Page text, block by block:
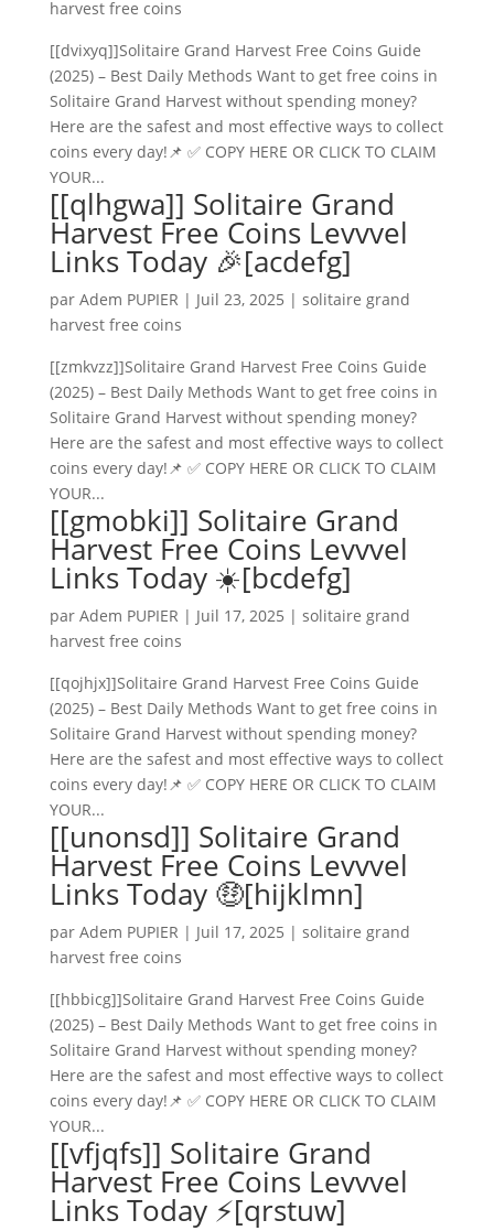
harvest free coins
[[dvixyq]]Solitaire Grand Harvest Free Coins Guide
(2025) – Best Daily Methods Want to get free coins in
Solitaire Grand Harvest without spending money?
Here are the safest and most effective ways to collect
coins every day!📌 ✅ COPY HERE OR CLICK TO CLAIM
YOUR...
[[qlhgwa]] Solitaire Grand
Harvest Free Coins Levvvel
Links Today 🎉[acdefg]
par Adem PUPIER | Juil 23, 2025 | solitaire grand
harvest free coins
[[zmkvzz]]Solitaire Grand Harvest Free Coins Guide
(2025) – Best Daily Methods Want to get free coins in
Solitaire Grand Harvest without spending money?
Here are the safest and most effective ways to collect
coins every day!📌 ✅ COPY HERE OR CLICK TO CLAIM
YOUR...
[[gmobki]] Solitaire Grand
Harvest Free Coins Levvvel
Links Today ☀️[bcdefg]
par Adem PUPIER | Juil 17, 2025 | solitaire grand
harvest free coins
[[qojhjx]]Solitaire Grand Harvest Free Coins Guide
(2025) – Best Daily Methods Want to get free coins in
Solitaire Grand Harvest without spending money?
Here are the safest and most effective ways to collect
coins every day!📌 ✅ COPY HERE OR CLICK TO CLAIM
YOUR...
[[unonsd]] Solitaire Grand
Harvest Free Coins Levvvel
Links Today 🤑[hijklmn]
par Adem PUPIER | Juil 17, 2025 | solitaire grand
harvest free coins
[[hbbicg]]Solitaire Grand Harvest Free Coins Guide
(2025) – Best Daily Methods Want to get free coins in
Solitaire Grand Harvest without spending money?
Here are the safest and most effective ways to collect
coins every day!📌 ✅ COPY HERE OR CLICK TO CLAIM
YOUR...
[[vfjqfs]] Solitaire Grand
Harvest Free Coins Levvvel
Links Today ⚡[qrstuw]